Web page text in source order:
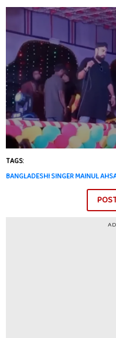
TAGS:
BANGLADESHI SINGER MAINUL